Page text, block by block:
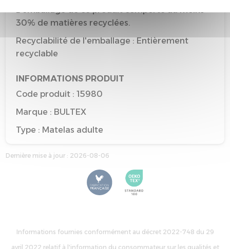
L'emballage de ce produit comporte au moins
30% de matières recyclées.
Recyclabilité de l'emballage : Entièrement
recyclable
INFORMATIONS PRODUIT
Code produit : 15980
Marque : BULTEX
Type : Matelas adulte
Dernière mise à jour : 2026-08-06
Informations fournies conformément au décret 2022-748 du 29
avril 2022 relatif à l'information du consommateur sur les qualités et